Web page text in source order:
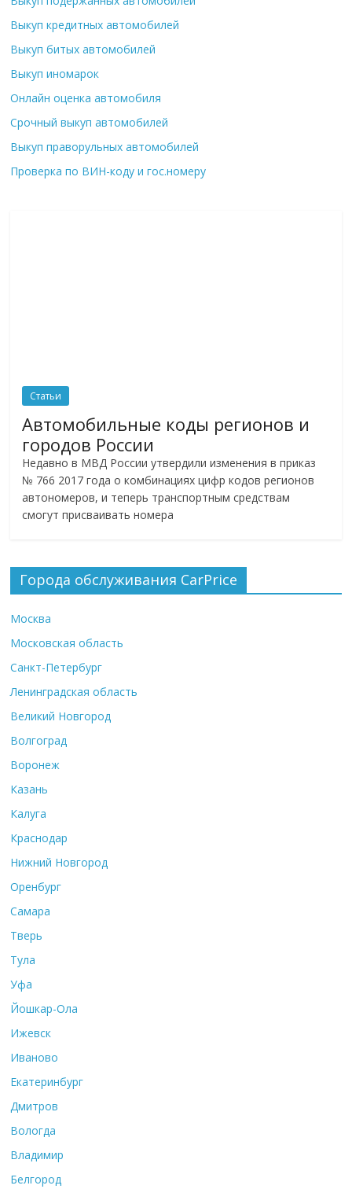
Выкуп кредитных автомобилей
Выкуп битых автомобилей
Выкуп иномарок
Онлайн оценка автомобиля
Срочный выкуп автомобилей
Выкуп праворульных автомобилей
Проверка по ВИН-коду и гос.номеру
Статьи
Автомобильные коды регионов и
городов России
Недавно в МВД России утвердили изменения в приказ
№ 766 2017 года о комбинациях цифр кодов регионов
автономеров, и теперь транспортным средствам
смогут присваивать номера
Города обслуживания CarPrice
Москва
Московская область
Санкт-Петербург
Ленинградская область
Великий Новгород
Волгоград
Воронеж
Казань
Калуга
Краснодар
Нижний Новгород
Оренбург
Самара
Тверь
Тула
Уфа
Йошкар-Ола
Ижевск
Иваново
Екатеринбург
Дмитров
Вологда
Владимир
Белгород